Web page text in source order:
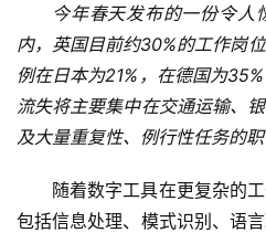
今年春天发布的一份令人
内，英国目前约30%的工作岗
例在日本为21%，在德国为
流失将主要集中在交通运输、
及大量重复性、例行性任务的职
随着数字工具在更复杂的
包括信息处理、模式识别、语